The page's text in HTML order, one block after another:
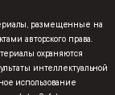
размещенные на
авторского права.
охраняются
интеллектуальной
использование